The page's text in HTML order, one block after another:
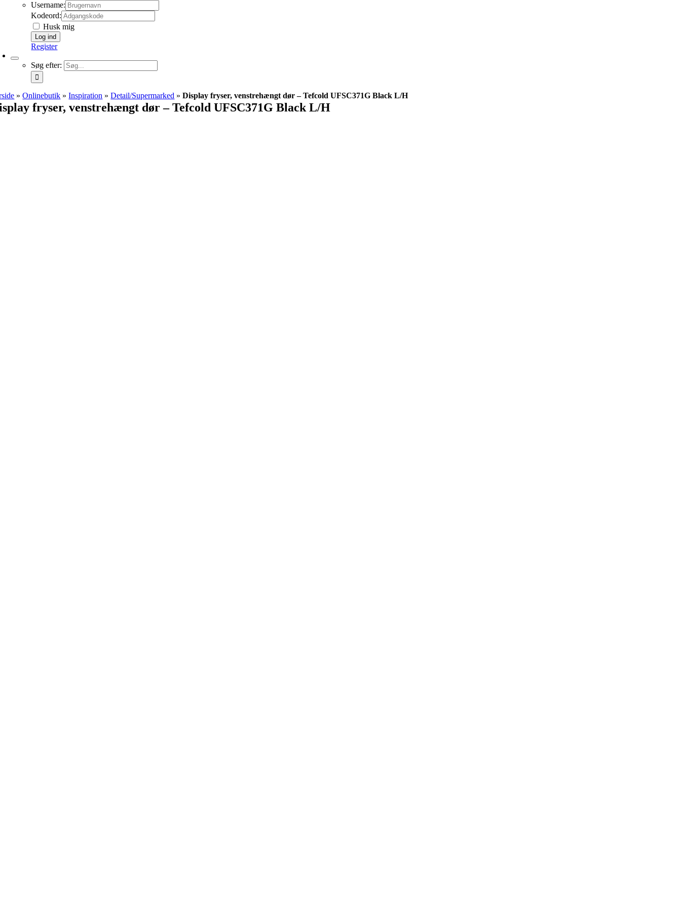
Username:
Kodeord:
Husk mig
Register
Søg efter:
»Onlinebutik »Inspiration »Detail/Supermarked »Display fryser, venstrehængt dør – Tefcold UFSC371G Black L/H
fryser, venstrehængt dør – Tefcold UFSC371G Black L/H